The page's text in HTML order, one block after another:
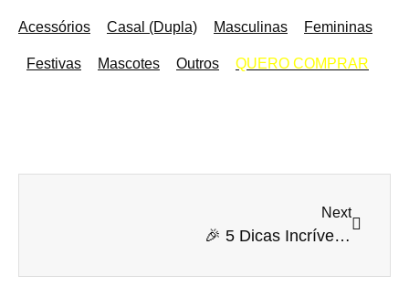
Acessórios Casal (Dupla) Masculinas Femininas
Festivas Mascotes Outros QUERO COMPRAR
Next
🎉 5 Dicas Incríveis para Organizar uma Festa Junina Inesquecível! 🌽💃